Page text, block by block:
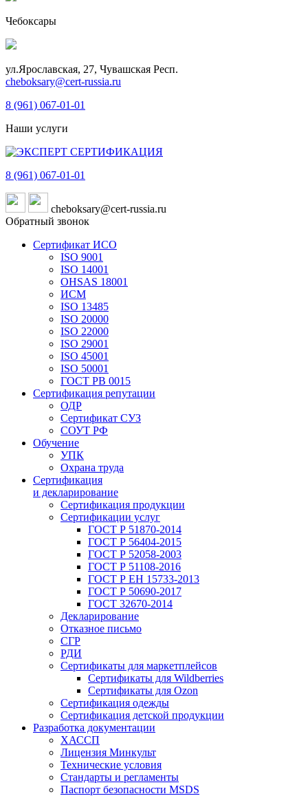
Чебоксары
ул.Ярославская, 27, Чувашская Респ.
cheboksary@cert-russia.ru
8 (961) 067-01-01
Наши услуги
8 (961) 067-01-01
cheboksary@cert-russia.ru
Обратный звонок
Сертификат ИСО
ISO 9001
ISO 14001
OHSAS 18001
ИСМ
ISO 13485
ISO 20000
ISO 22000
ISO 29001
ISO 45001
ISO 50001
ГОСТ РВ 0015
Сертификация репутации
ОДР
Сертификат СУЗ
СОУТ РФ
Обучение
УПК
Охрана труда
Сертификация
и декларирование
Сертификация продукции
Сертификации услуг
ГОСТ Р 51870-2014
ГОСТ Р 56404-2015
ГОСТ Р 52058-2003
ГОСТ Р 51108-2016
ГОСТ Р ЕН 15733-2013
ГОСТ Р 50690-2017
ГОСТ 32670-2014
Декларирование
Отказное письмо
СГР
РДИ
Сертификаты для маркетплейсов
Сертификаты для Wildberries
Сертификаты для Ozon
Сертификация одежды
Сертификация детской продукции
Разработка документации
ХАССП
Лицензия Минкульт
Технические условия
Стандарты и регламенты
Паспорт безопасности MSDS